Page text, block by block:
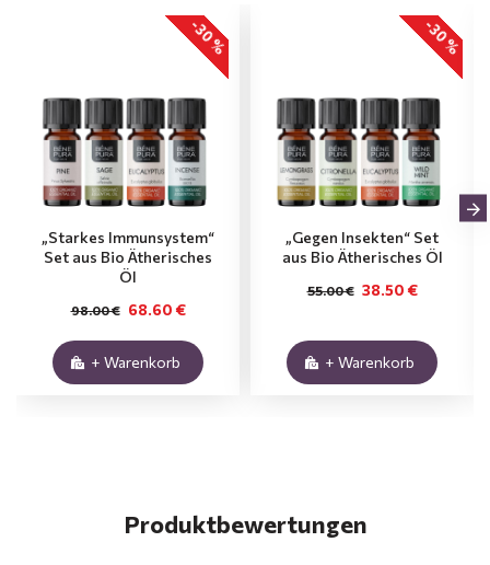
-30 %
„Starkes Immunsystem“
Set aus Bio Ätherisches
Öl
68.60 €
98.00 €
+ Warenkorb
-30 %
„Gegen Insekten“ Set
aus Bio Ätherisches Öl
38.50 €
55.00 €
+ Warenkorb
Produktbewertungen